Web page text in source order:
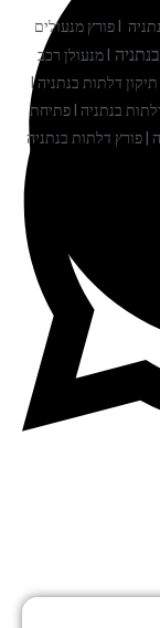
ניתוק קודן לרכב בנתניה – תגיות חיפוש: מנעולים בנתניה I פורץ מנעולים
בנתניה
I מנעולן רכב
בנתניה I מנעולן לרכב בנתניה I מפתח לרכב בנתניה I תיקון דלתות בנתניה I
פריצת כספות בנתניה I פריצת רכבים בנתניה I פורץ דלתות בנתניה I פתיחת